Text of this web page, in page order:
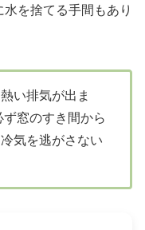
を捨てる手間もあり
い排気が出ま
窓のすき間から
気を逃がさない